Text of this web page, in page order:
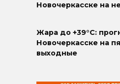
Новочеркасске на
Жара до +39°C:
Новочеркасске на
выходные